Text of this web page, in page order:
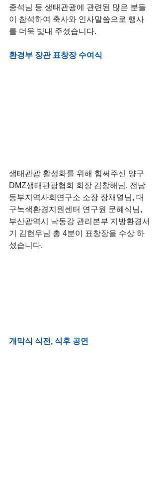
종석님 등 생태관광에 관련된 많은 분들
이 참석하여 축사와 인사말씀으로 행사
를 더욱 빛내 주셨습니다.
환경부 장관 표창장 수여식
생태관광 활성화를 위해 힘써주신 양구
DMZ생태관광협회 회장 김창해님, 전남
동부지역사회연구소 소장 장채열님, 대
구녹색환경지원센터 연구원 문혜식님,
부산광역시 낙동강 관리본부 지방환경서
기 김현우님 총 4분이 표창장을 수상 하
셨습니다.
개막식 식전, 식후 공연